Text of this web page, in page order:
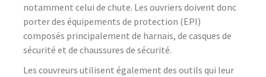
notamment celui de chute. Les ouvriers doivent donc
porter des équipements de protection (EPI)
composés principalement de harnais, de casques de
sécurité et de chaussures de sécurité.
Les couvreurs utilisent également des outils qui leur